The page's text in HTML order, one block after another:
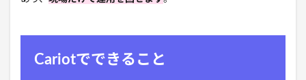
Cariotでできること